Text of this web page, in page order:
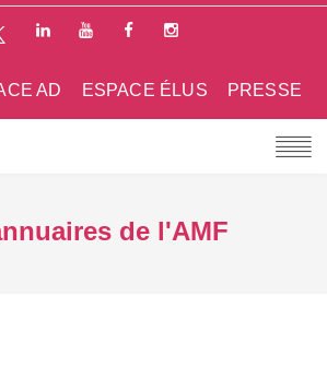
PRESSE
ESPACE ÉLUS
AD
de l'AMF